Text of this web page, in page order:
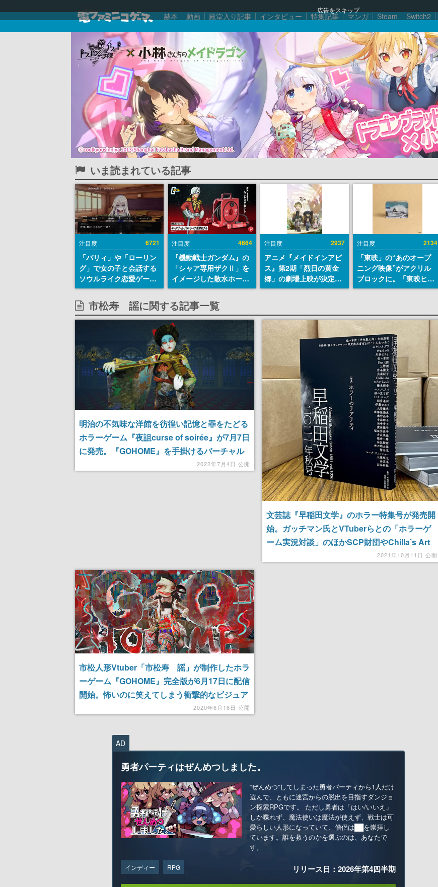
広告をスキップ
赫本 動画 殿堂入り記事 インタビュー 特集記事 マンガ Steam Switch2
いま読まれている記事
注目度 6721
「パリィ」や「ローリン
グ」で女の子と会話する
ソウルライク恋愛ゲーム
『小早川さんはソウルラ
イク』無料公開。返事に
失敗すると「YOU
DIED」
注目度 4664
『機動戦士ガンダム』の
「シャア専用ザクⅡ」を
イメージした散水ホース
リールが予約開始。本体
にはシャアのパーソナル
マークやジオン公国軍の
エンブレム、型式番号な
どを配置
注目度 2937
アニメ『メイドインアビ
ス』第2期「烈日の黄金
郷」の劇場上映が決定！
レグ役・伊瀬茉莉也さん
注目度 2134
「東映」の“あのオープ
ニング映像”がアクリル
ブロックに。「東映ヒス
トリカル グッズコレクシ
市松寿ゞ謡に関する記事一覧
明治の不気味な洋館を彷徨い記憶と罪をたどる
ホラーゲーム『夜詛curse of soirée』が7月7日
に発売。『GOHOME』を手掛けるバーチャル
市松人形「市松寿ゞ謡さん」の最新作2022年7月4日 公開
文芸誌『早稲田文学』のホラー特集号が発売開
始。ガッチマン氏とVTuberらとの「ホラーゲ
ーム実況対談」のほかSCP財団やChilla’s Art
2021年10月11日 公開
市松人形Vtuber「市松寿ゞ謡」が制作したホラ
ーゲーム『GOHOME』完全版が6月17日に配信
開始。怖いのに笑えてしまう衝撃的なビジュア
2020年6月16日 公開
AD
勇者パーティはぜんめつしました。
“ぜんめつ”してしまった勇者パーティから1人だけ
選んで、ともに迷宮からの脱出を目指すダンジョ
ン探索RPGです。 ただし勇者は「はい/いいえ」
しか喋れず、魔法使いは魔法が使えず、戦士は可
愛らしい人形になっていて、僧侶は██を崇拝し
ています。誰を救うのかを選ぶのは、あなたで
す。
インディー RPG リリース日：2026年第4四半期